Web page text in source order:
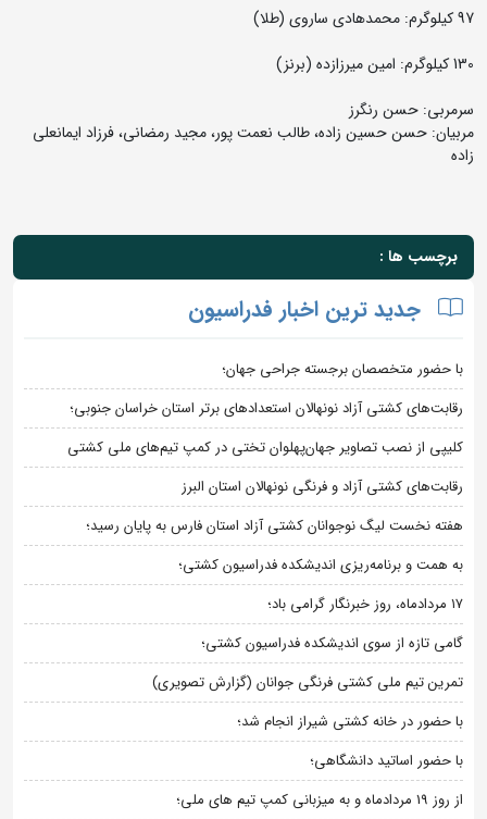
97 کیلوگرم: محمدهادی ساروی (طلا)
130 کیلوگرم: امین میرزازده (برنز)
سرمربی: حسن رنگرز
مربیان: حسن حسین زاده، طالب نعمت پور، مجید رمضانی، فرزاد ایمانعلی
زاده
برچسب ها :
جدید ترین اخبار فدراسیون
با حضور متخصصان برجسته جراحی جهان؛
رقابت‌های کشتی آزاد نونهالان استعدادهای برتر استان خراسان جنوبی؛
کلیپی از نصب تصاویر جهان‌پهلوان تختی در کمپ تیم‌های ملی کشتی
رقابت‌های کشتی آزاد و فرنگی نونهالان استان البرز
هفته نخست لیگ نوجوانان کشتی آزاد استان فارس به پایان رسید؛
به همت و برنامه‌ریزی اندیشکده فدراسیون کشتی؛
۱۷ مردادماه، روز خبرنگار گرامی باد؛
گامی تازه از سوی اندیشکده فدراسیون کشتی؛
تمرین تیم ملی کشتی فرنگی جوانان (گزارش تصویری)
با حضور در خانه کشتی شیراز انجام شد؛
با حضور اساتید دانشگاهی؛
از روز 19 مردادماه و به میزبانی کمپ تیم های ملی؛